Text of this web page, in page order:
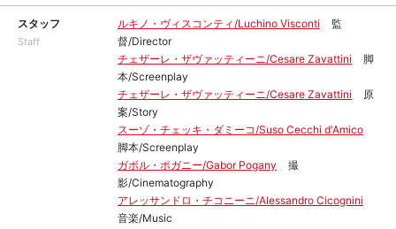
スタッフ
Staff
ルキノ・ヴィスコンティ/Luchino Visconti
監
督/Director
チェザーレ・ザヴァッティーニ/Cesare Zavattini
脚
本/Screenplay
チェザーレ・ザヴァッティーニ/Cesare Zavattini
原
案/Story
スーゾ・チェッキ・ダミーコ/Suso Cecchi d'Amico
脚本/Screenplay
ガボル・ポガニー/Gabor Pogany
撮
影/Cinematography
アレッサンドロ・チコニーニ/Alessandro Cicognini
音楽/Music